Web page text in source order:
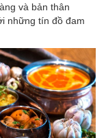
và bản thân
những tín đồ đam